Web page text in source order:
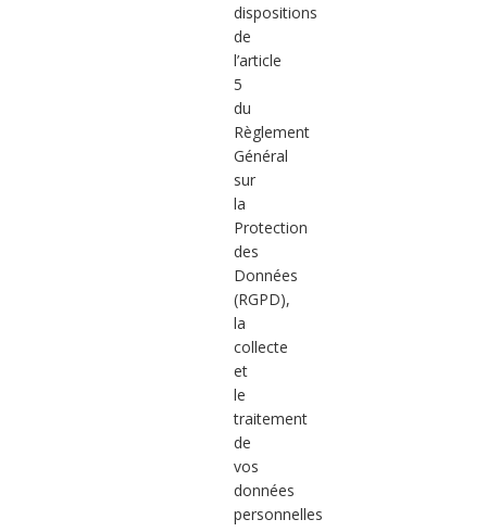
dispositions
de
l’article
5
du
Règlement
Général
sur
la
Protection
des
Données
(RGPD),
la
collecte
et
le
traitement
de
vos
données
personnelles